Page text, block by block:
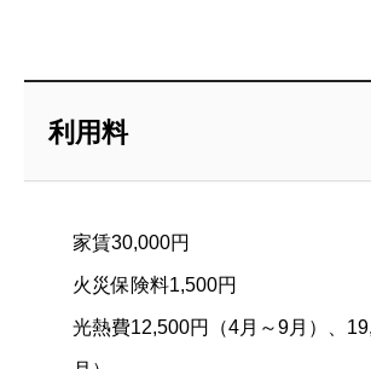
利用料
家賃30,000円
火災保険料1,500円
光熱費12,500円（4月～9月）、